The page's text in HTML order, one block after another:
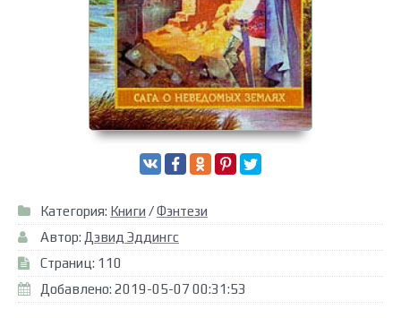
Категория: Книги /Фэнтези
Автор: Дэвид Эддингс
Страниц: 110
Добавлено: 2019-05-07 00:31:53